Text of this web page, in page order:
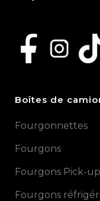
Boîtes de
Fourgonnettes
Fourgons
Fourgons Pick-up
Fourgons